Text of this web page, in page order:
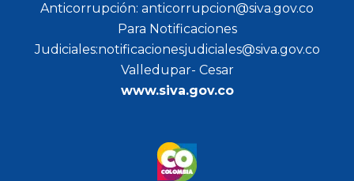
Anticorrupción: anticorrupcion@siva.gov.co
Para Notificaciones
Judiciales:notificacionesjudiciales@siva.gov.co
Valledupar- Cesar
www.siva.gov.co